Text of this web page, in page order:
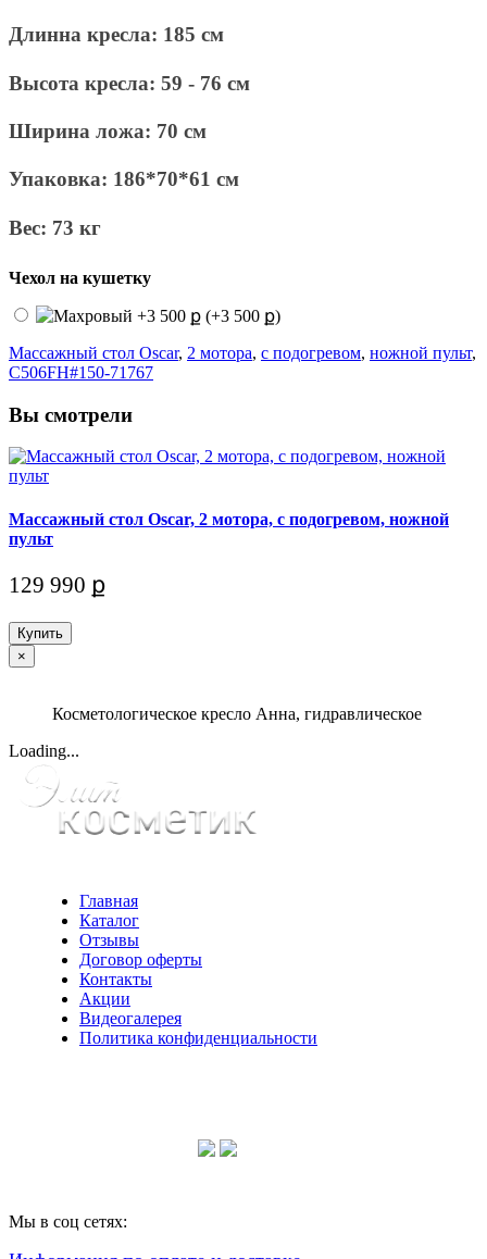
Длинна кресла: 185 см
Высота кресла: 59 - 76 см
Ширина ложа: 70 см
Упаковка: 186*70*61 см
Вес: 73 кг
Чехол на кушетку
(+3 500 ք)
Массажный стол Oscar, 2 мотора, с подогревом, ножной пульт,
C506FH#150-71767
Вы смотрели
Массажный стол Oscar, 2 мотора, с подогревом, ножной
пульт
129 990 ք
Купить
×
Косметологическое кресло Анна, гидравлическое
Loading...
Главная
Каталог
Отзывы
Договор оферты
Контакты
Акции
Видеогалерея
Политика конфиденциальности
Мы в соц сетях: